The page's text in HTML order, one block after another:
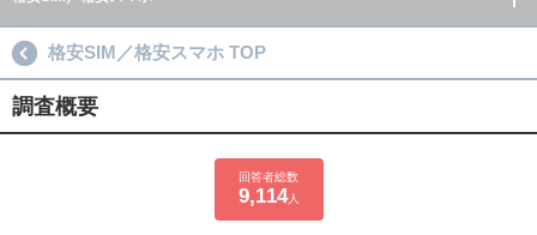
格安SIM／格安スマホ TOP
調査概要
回答者総数
9,114人